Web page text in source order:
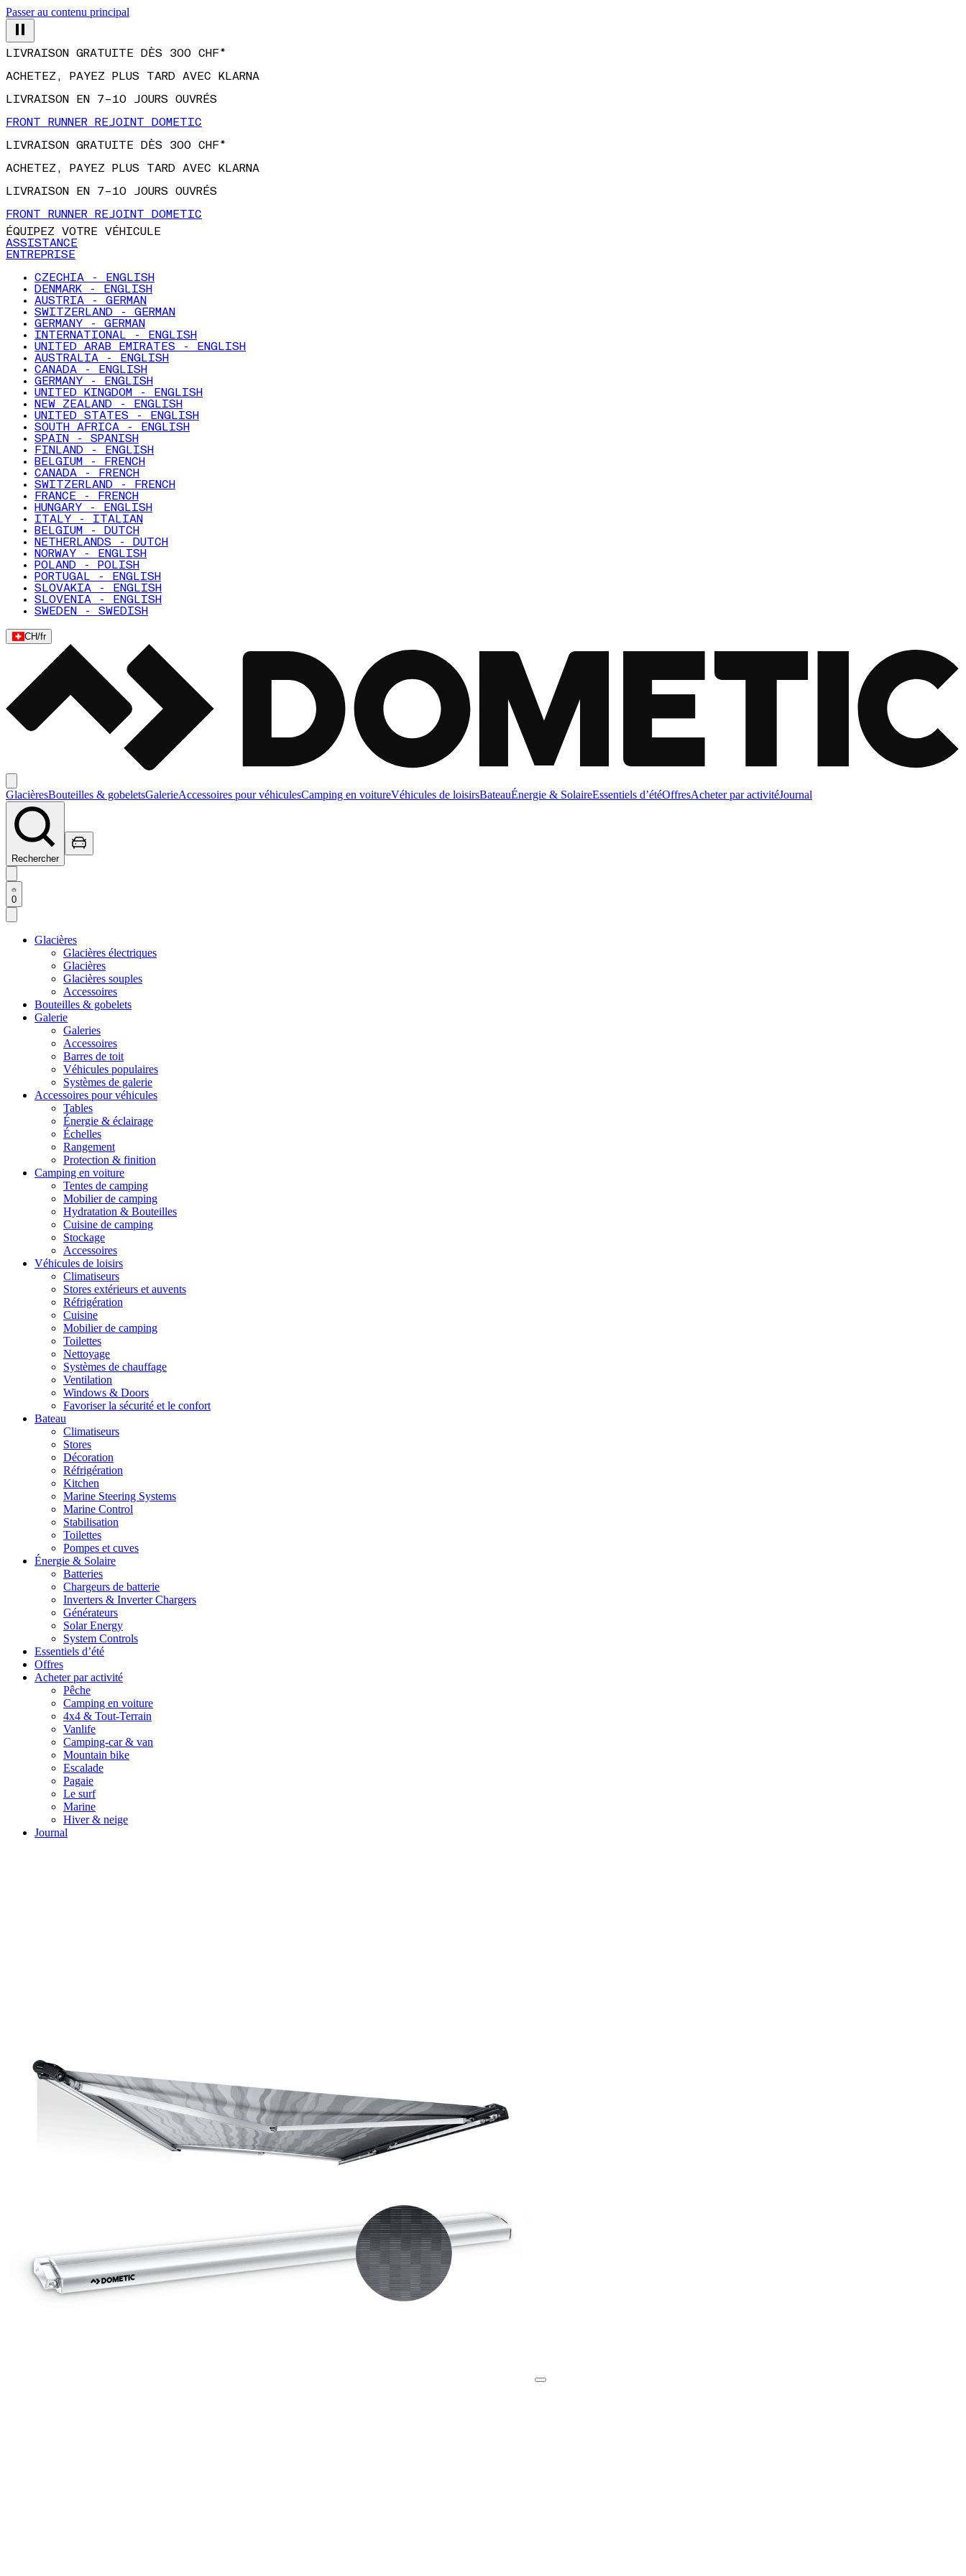
Passer au contenu principal
LIVRAISON GRATUITE DÈS 300 CHF*
ACHETEZ, PAYEZ PLUS TARD AVEC KLARNA
LIVRAISON EN 7–10 JOURS OUVRÉS
FRONT RUNNER REJOINT DOMETIC
LIVRAISON GRATUITE DÈS 300 CHF*
ACHETEZ, PAYEZ PLUS TARD AVEC KLARNA
LIVRAISON EN 7–10 JOURS OUVRÉS
FRONT RUNNER REJOINT DOMETIC
ÉQUIPEZ VOTRE VÉHICULE
ASSISTANCE
ENTREPRISE
CZECHIA - ENGLISH
DENMARK - ENGLISH
AUSTRIA - GERMAN
SWITZERLAND - GERMAN
GERMANY - GERMAN
INTERNATIONAL - ENGLISH
UNITED ARAB EMIRATES - ENGLISH
AUSTRALIA - ENGLISH
CANADA - ENGLISH
GERMANY - ENGLISH
UNITED KINGDOM - ENGLISH
NEW ZEALAND - ENGLISH
UNITED STATES - ENGLISH
SOUTH AFRICA - ENGLISH
SPAIN - SPANISH
FINLAND - ENGLISH
BELGIUM - FRENCH
CANADA - FRENCH
SWITZERLAND - FRENCH
FRANCE - FRENCH
HUNGARY - ENGLISH
ITALY - ITALIAN
BELGIUM - DUTCH
NETHERLANDS - DUTCH
NORWAY - ENGLISH
POLAND - POLISH
PORTUGAL - ENGLISH
SLOVAKIA - ENGLISH
SLOVENIA - ENGLISH
SWEDEN - SWEDISH
CH/fr
GlacièresBouteilles & gobeletsGalerieAccessoires pour véhiculesCamping en voitureVéhicules de loisirsBateauÉnergie & SolaireEssentiels d’étéOffresAcheter par activitéJournal
Rechercher
0
Glacières
Glacières électriques
Glacières
Glacières souples
Accessoires
Bouteilles & gobelets
Galerie
Galeries
Accessoires
Barres de toit
Véhicules populaires
Systèmes de galerie
Accessoires pour véhicules
Tables
Énergie & éclairage
Échelles
Rangement
Protection & finition
Camping en voiture
Tentes de camping
Mobilier de camping
Hydratation & Bouteilles
Cuisine de camping
Stockage
Accessoires
Véhicules de loisirs
Climatiseurs
Stores extérieurs et auvents
Réfrigération
Cuisine
Mobilier de camping
Toilettes
Nettoyage
Systèmes de chauffage
Ventilation
Windows & Doors
Favoriser la sécurité et le confort
Bateau
Climatiseurs
Stores
Décoration
Réfrigération
Kitchen
Marine Steering Systems
Marine Control
Stabilisation
Toilettes
Pompes et cuves
Énergie & Solaire
Batteries
Chargeurs de batterie
Inverters & Inverter Chargers
Générateurs
Solar Energy
System Controls
Essentiels d’été
Offres
Acheter par activité
Pêche
Camping en voiture
4x4 & Tout-Terrain
Vanlife
Camping-car & van
Mountain bike
Escalade
Pagaie
Le surf
Marine
Hiver & neige
Journal